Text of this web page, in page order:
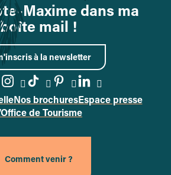
Maxime dans ma
boîte mail !
à la newsletter
à la page Facebook
Accéder à la page
Accéder à la page
Accéder à la
Accéder à la
Nos brochuresEspace presse
de Tourisme
Comment venir ?